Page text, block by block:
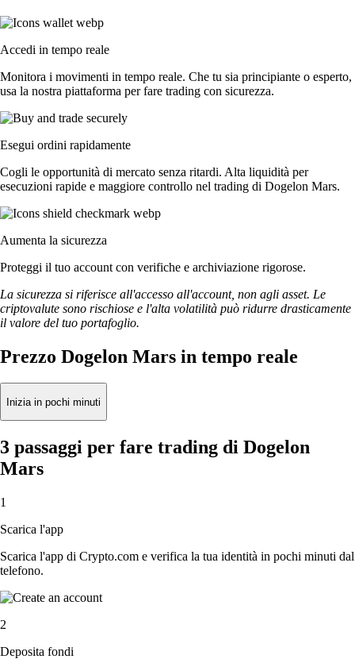
Accedi in tempo reale
Monitora i movimenti in tempo reale. Che tu sia principiante o esperto,
usa la nostra piattaforma per fare trading con sicurezza.
Esegui ordini rapidamente
Cogli le opportunità di mercato senza ritardi. Alta liquidità per
esecuzioni rapide e maggiore controllo nel trading di Dogelon Mars.
Aumenta la sicurezza
Proteggi il tuo account con verifiche e archiviazione rigorose.
La sicurezza si riferisce all'accesso all'account, non agli asset. Le
criptovalute sono rischiose e l'alta volatilità può ridurre drasticamente
il valore del tuo portafoglio.
Prezzo Dogelon Mars in tempo reale
Inizia in pochi minuti
3 passaggi per fare trading di Dogelon
Mars
1
Scarica l'app
Scarica l'app di Crypto.com e verifica la tua identità in pochi minuti dal
telefono.
2
Deposita fondi